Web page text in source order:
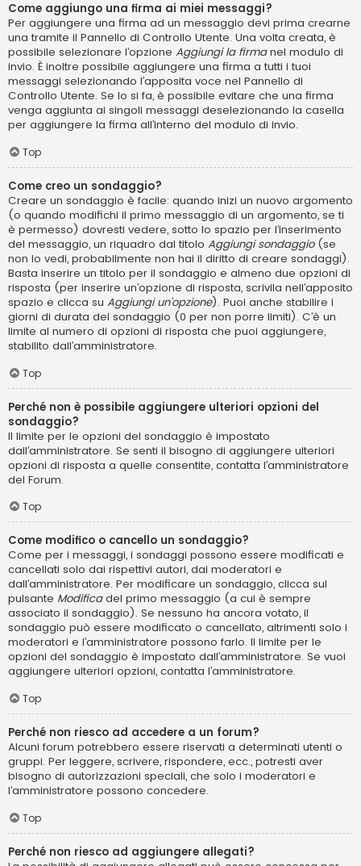
Come aggiungo una firma ai miei messaggi?
Per aggiungere una firma ad un messaggio devi prima crearne
una tramite il Pannello di Controllo Utente. Una volta creata, è
possibile selezionare l’opzione Aggiungi la firmanel modulo di
invio. È inoltre possibile aggiungere una firma a tutti i tuoi
messaggi selezionando l’apposita voce nel Pannello di
Controllo Utente. Se lo si fa, è possibile evitare che una firma
venga aggiunta ai singoli messaggi deselezionando la casella
per aggiungere la firma all’interno del modulo di invio.
Top
Come creo un sondaggio?
Creare un sondaggio è facile: quando inizi un nuovo argomento
(o quando modifichi il primo messaggio di un argomento, se ti
è permesso) dovresti vedere, sotto lo spazio per l’inserimento
del messaggio, un riquadro dal titolo Aggiungi sondaggio(se
non lo vedi, probabilmente non hai il diritto di creare sondaggi).
Basta inserire un titolo per il sondaggio e almeno due opzioni di
risposta (per inserire un’opzione di risposta, scrivila nell’apposito
spazio e clicca su Aggiungi un’opzione). Puoi anche stabilire i
giorni di durata del sondaggio (0 per non porre limiti). C’è un
limite al numero di opzioni di risposta che puoi aggiungere,
stabilito dall’amministratore.
Top
Perché non è possibile aggiungere ulteriori opzioni del
sondaggio?
Il limite per le opzioni del sondaggio è impostato
dall’amministratore. Se senti il bisogno di aggiungere ulteriori
opzioni di risposta a quelle consentite, contatta l’amministratore
del Forum.
Top
Come modifico o cancello un sondaggio?
Come per i messaggi, i sondaggi possono essere modificati e
cancellati solo dai rispettivi autori, dai moderatori e
dall’amministratore. Per modificare un sondaggio, clicca sul
pulsante Modificadel primo messaggio (a cui è sempre
associato il sondaggio). Se nessuno ha ancora votato, il
sondaggio può essere modificato o cancellato, altrimenti solo i
moderatori e l’amministratore possono farlo. Il limite per le
opzioni del sondaggio è impostato dall’amministratore. Se vuoi
aggiungere ulteriori opzioni, contatta l’amministratore.
Top
Perché non riesco ad accedere a un forum?
Alcuni forum potrebbero essere riservati a determinati utenti o
gruppi. Per leggere, scrivere, rispondere, ecc., potresti aver
bisogno di autorizzazioni speciali, che solo i moderatori e
l’amministratore possono concedere.
Top
Perché non riesco ad aggiungere allegati?